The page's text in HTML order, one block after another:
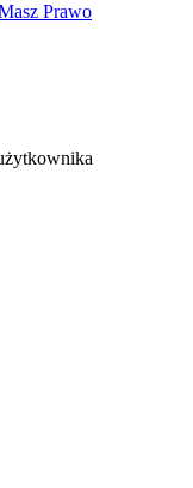
Prawo